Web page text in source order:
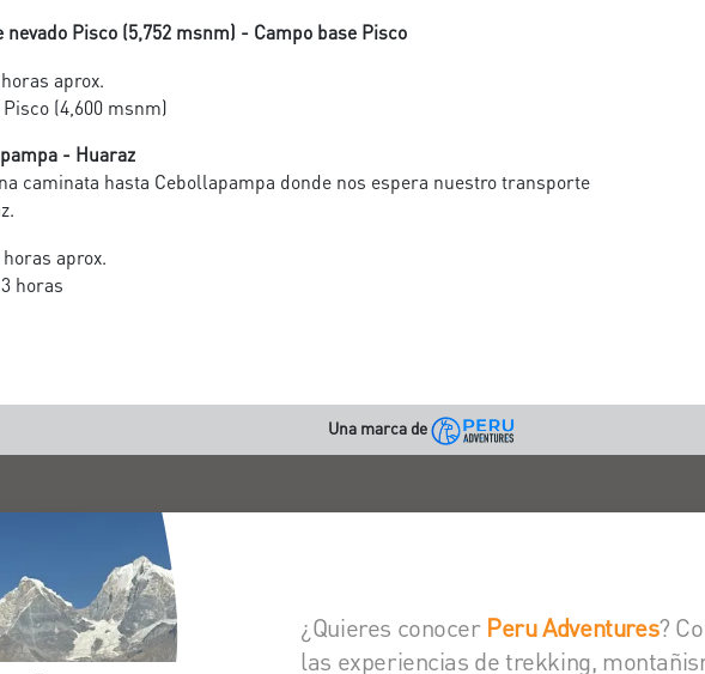
Pisco (5,752 msnm) - Campo base Pisco
aprox.
(4,600 msnm)
- Huaraz
caminata hasta Cebollapampa donde nos espera nuestro transporte
aprox.
horas
Una marca de
¿Quieres conocer Peru Adventures?
las experiencias de trekking,